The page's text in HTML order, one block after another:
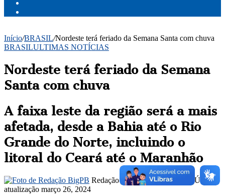
Início/BRASIL/Nordeste terá feriado da Semana Santa com chuva
BRASILULTIMAS NOTÍCIAS
Nordeste terá feriado da Semana
Santa com chuva
A faixa leste da região será a mais
afetada, desde a Bahia até o Rio
Grande do Norte, incluindo o
litoral do Ceará até o Maranhão
Redação BigPBMande
março 26, 2024 Última
atualização março 26, 2024